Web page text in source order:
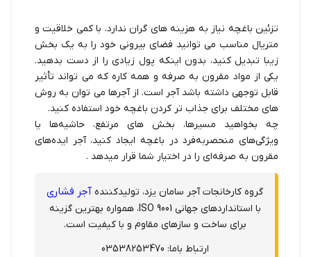
تزئین باغچه نیاز به هزینه های گران ندارد. با کمی خلاقیت و
متریال مناسب می توانید فضای بیرونی خود را به یک بخش
زیبا تبدیل کنید، بدون اینکه پول زیادی را از دست بدهید.
یکی از مواد مقرون به صرفه و همه کاره که می تواند تأثیر
قابل توجهی داشته باشد آجر است. از آجرها می توان به روش
های مختلف برای جذاب تر کردن باغچه خود استفاده کنید.
چه بخواهید مسیرها، بخش های مرتفع، حاشیه‌ها یا
ویژگی‌های منحصربه‌فرد در باغچه ایجاد کنید، آجر ایده‌های
مقرون به صرفه‌ای را در اختیار شما قرار میدهد .
گروه کارخانجات آجر سامان یزد، تولیدکننده آجر فشاری
با استانداردهای جهانی ISO 9001، همواره بهترین گزینه
برای ساخت و سازهای مقاوم و با کیفیت است.
ارتباط باما: 03538253470